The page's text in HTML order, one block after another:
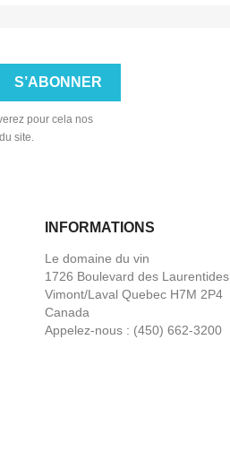
pour cela nos
site.
INFORMATIONS
Le domaine du vin
1726 Boulevard des Laurentides
Vimont/Laval Quebec H7M 2P4
Canada
Appelez-nous : (450) 662-3200